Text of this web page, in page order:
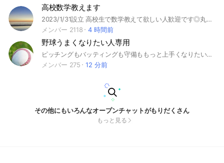
高校数学教えます
2023/1/31設立 高校生で数学教えて欲しい人歓迎です◎丸投げはやめてね 教える側の方も歓迎です◎ 確率分布教えられる人募集中 数Ⅲ教えられる人募集中 #ⅠAⅡBⅢC #高校数学
メンバー 2118
4 時間前
野球うまくなりたい人専用
ピッチングもバッティングも守備ももっと上手くなりたい人！是非ここに来てレベルアップして下さい！ 変化球やバッティングフォーム、走塁についても野球技術のことなんでも話しましょう！ #野球部 #野球 #ピッチング #変化球 #バッティング #守備 #野球好き
メンバー 275
12 分前
その他にもいろんなオープンチャットがもりだくさん
もっと見る